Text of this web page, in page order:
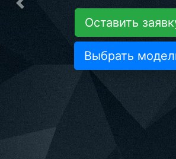
Оставить
Выбрать
Предыдущая